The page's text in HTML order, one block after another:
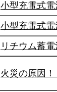
小型充電式
小型充電式
リチウム蓄
火災の原因